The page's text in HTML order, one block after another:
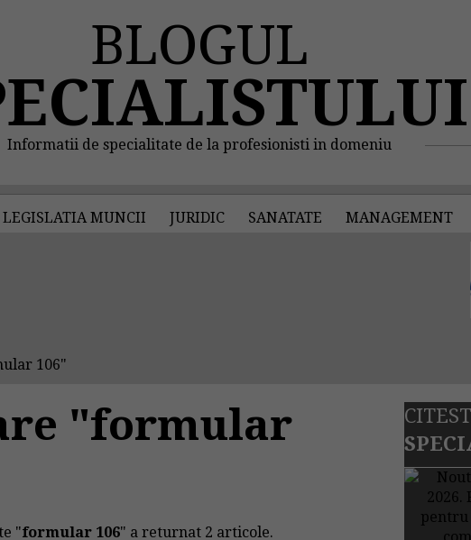
BLOGUL
Informatii de specialitate de la profesionisti in domeniu
LEGISLATIA MUNCII JURIDIC SANATATE MANAGEMENT
106"
"formular
"formular 106" a returnat 2 articole.